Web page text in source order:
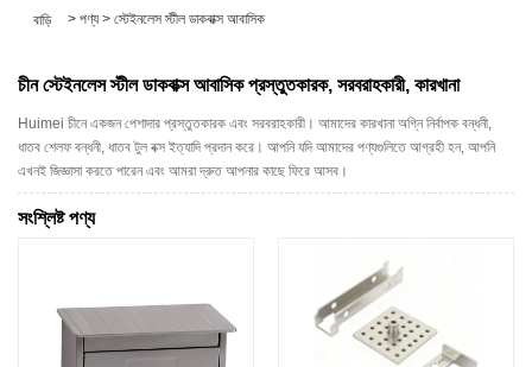
বাড়ি > পণ্য > স্টেইনলেস স্টীল ডাকবাক্স আবাসিক
চীন স্টেইনলেস স্টীল ডাকবাক্স আবাসিক প্রস্তুতকারক, সরবরাহকারী, কারখানা
Huimei চীনে একজন পেশাদার প্রস্তুতকারক এবং সরবরাহকারী। আমাদের কারখানা অগ্নি নির্বাপক বন্ধনী,
ধাতব শেলফ বন্ধনী, ধাতব টুল বক্স ইত্যাদি প্রদান করে। আপনি যদি আমাদের পণ্যগুলিতে আগ্রহী হন, আপনি
এখনই জিজ্ঞাসা করতে পারেন এবং আমরা দ্রুত আপনার কাছে ফিরে আসব।
সংশ্লিষ্ট পণ্য